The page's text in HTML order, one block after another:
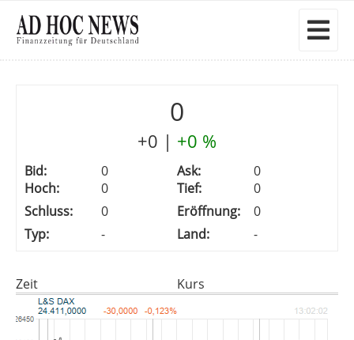
0
+0 | +0 %
Bid: 0 Ask:
0
Hoch:
0 Tief:
0
Schluss:
0 Eröffnung:
0
Typ:
- Land: -
Zeit Kurs